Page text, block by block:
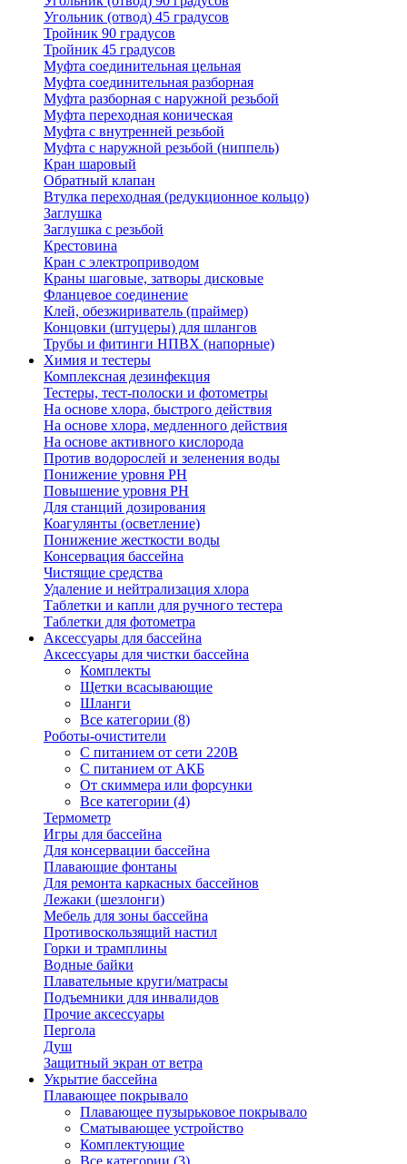
Угольник (отвод) 45 градусов
Тройник 90 градусов
Тройник 45 градусов
Муфта соединительная цельная
Муфта соединительная разборная
Муфта разборная с наружной резьбой
Муфта переходная коническая
Муфта с внутренней резьбой
Муфта с наружной резьбой (ниппель)
Кран шаровый
Обратный клапан
Втулка переходная (редукционное кольцо)
Заглушка
Заглушка с резьбой
Крестовина
Кран с электроприводом
Краны шаговые, затворы дисковые
Фланцевое соединение
Клей, обезжириватель (праймер)
Концовки (штуцеры) для шлангов
Трубы и фитинги НПВХ (напорные)
Химия и тестеры
Комплексная дезинфекция
Тестеры, тест-полоски и фотометры
На основе хлора, быстрого действия
На основе хлора, медленного действия
На основе активного кислорода
Против водорослей и зеленения воды
Понижение уровня РН
Повышение уровня РН
Для станций дозирования
Коагулянты (осветление)
Понижение жесткости воды
Консервация бассейна
Чистящие средства
Удаление и нейтрализация хлора
Таблетки и капли для ручного тестера
Таблетки для фотометра
Аксессуары для бассейна
Аксессуары для чистки бассейна
Комплекты
Щетки всасывающие
Шланги
Все категории (8)
Роботы-очистители
С питанием от сети 220В
С питанием от АКБ
От скиммера или форсунки
Все категории (4)
Термометр
Игры для бассейна
Для консервации бассейна
Плавающие фонтаны
Для ремонта каркасных бассейнов
Лежаки (шезлонги)
Мебель для зоны бассейна
Противоскользящий настил
Горки и трамплины
Водные байки
Плавательные круги/матрасы
Подъемники для инвалидов
Прочие аксессуары
Пергола
Душ
Защитный экран от ветра
Укрытие бассейна
Плавающее покрывало
Плавающее пузырьковое покрывало
Сматывающее устройство
Комплектующие
Все категории (3)